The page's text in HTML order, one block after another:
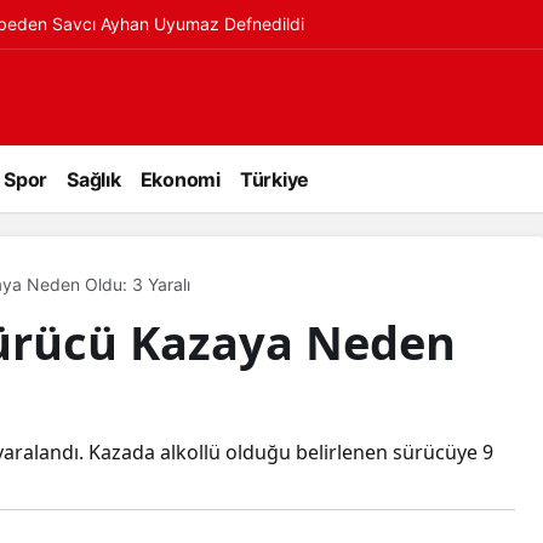
Savcı Ayhan Uyumaz Defnedildi
Spor Sağlık Ekonomi Türkiye
Neden Oldu: 3 Yaralı
Kazaya Neden
Kazada alkollü olduğu belirlenen sürücüye 9